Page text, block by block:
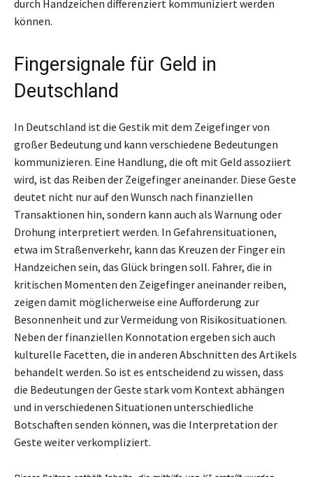
durch Handzeichen differenziert kommuniziert werden
können.
Fingersignale für Geld in
Deutschland
In Deutschland ist die Gestik mit dem Zeigefinger von
großer Bedeutung und kann verschiedene Bedeutungen
kommunizieren. Eine Handlung, die oft mit Geld assoziiert
wird, ist das Reiben der Zeigefinger aneinander. Diese Geste
deutet nicht nur auf den Wunsch nach finanziellen
Transaktionen hin, sondern kann auch als Warnung oder
Drohung interpretiert werden. In Gefahrensituationen,
etwa im Straßenverkehr, kann das Kreuzen der Finger ein
Handzeichen sein, das Glück bringen soll. Fahrer, die in
kritischen Momenten den Zeigefinger aneinander reiben,
zeigen damit möglicherweise eine Aufforderung zur
Besonnenheit und zur Vermeidung von Risikosituationen.
Neben der finanziellen Konnotation ergeben sich auch
kulturelle Facetten, die in anderen Abschnitten des Artikels
behandelt werden. So ist es entscheidend zu wissen, dass
die Bedeutungen der Geste stark vom Kontext abhängen
und in verschiedenen Situationen unterschiedliche
Botschaften senden können, was die Interpretation der
Geste weiter verkompliziert.